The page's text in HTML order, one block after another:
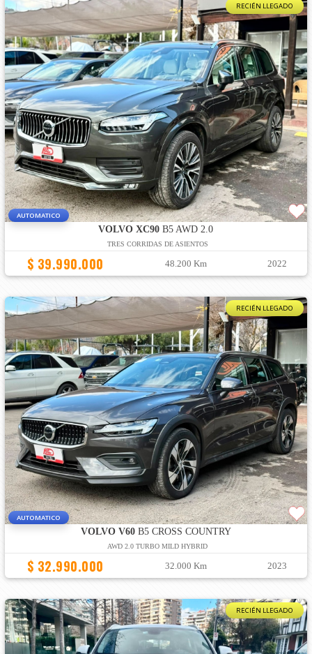
RECIÉN LLEGADO
AUTOMATICO
VOLVO XC90 B5 AWD 2.0
TRES CORRIDAS DE ASIENTOS
$ 39.990.000 48.200 Km 2022
RECIÉN LLEGADO
AUTOMATICO
VOLVO V60B5 CROSS COUNTRY
AWD 2.0 TURBO MILD HYBRID
$ 32.990.000 32.000 Km 2023
RECIÉN LLEGADO